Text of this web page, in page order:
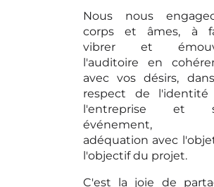
Nous nous
corps et âmes, à
vibrer et
l'auditoire en
avec vos désirs,
respect de l'identité
l'entreprise et
événement,
adéquation avec
l'objectif du projet.
C'est la joie de